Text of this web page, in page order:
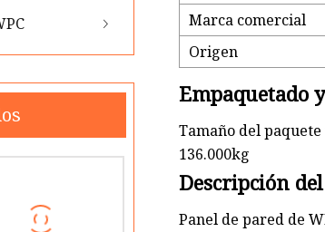
Marca comercial
Origen
Empaquetado
Tamaño del
136.000kg
Descripción
Panel de pared de